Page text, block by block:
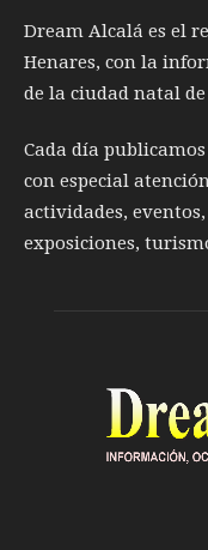
Dream Alcalá es el
Henares, con la
de la ciudad natal de
Cada día
con especial
actividades,
exposiciones,